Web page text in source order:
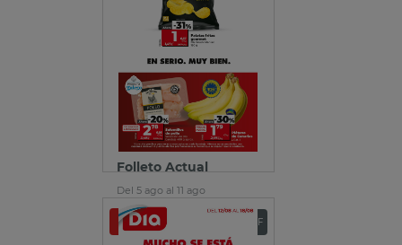
Folleto Actual
Del 5 ago al 11 ago
Ver folleto Descargar PDF